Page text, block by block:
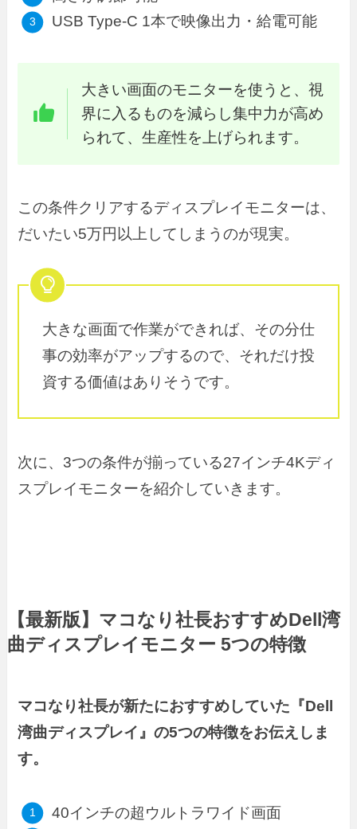
USB Type-C 1本で映像出力・給電可能
大きい画面のモニターを使うと、視
界に入るものを減らし集中力が高め
られて、生産性を上げられます。
この条件クリアするディスプレイモニターは、
だいたい5万円以上してしまうのが現実。
大きな画面で作業ができれば、その分仕
事の効率がアップするので、それだけ投
資する価値はありそうです。
次に、3つの条件が揃っている27インチ4Kディ
スプレイモニターを紹介していきます。
【最新版】マコなり社長おすすめDell湾
曲ディスプレイモニター 5つの特徴
マコなり社長が新たにおすすめしていた『Dell
湾曲ディスプレイ』の5つの特徴をお伝えしま
す。
40インチの超ウルトラワイド画面